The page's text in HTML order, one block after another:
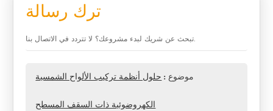
ترك رسالة
تبحث عن شريك لبدء مشروعك؟ لا تتردد في الاتصال بنا.
موضوع : حلول أنظمة تركيب الألواح الشمسية
الكهروضوئية ذات السقف المسطح